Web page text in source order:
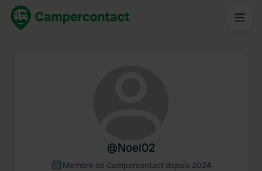
@Noel02
Membre de Campercontact depuis 2024